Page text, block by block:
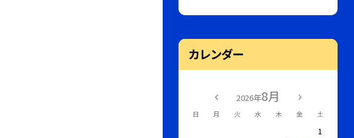
カレンダー
2026年8月
日 月 火 水 木 金 土
1